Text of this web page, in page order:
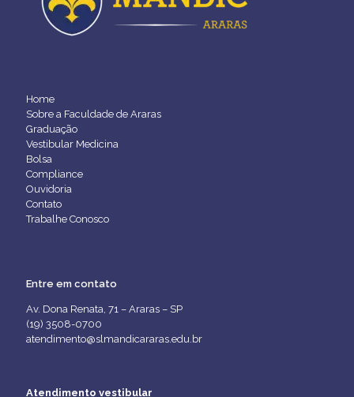
Home
Sobre a Faculdade de Araras
Graduação
Vestibular Medicina
Bolsa
Compliance
Ouvidoria
Contato
Trabalhe Conosco
Entre em contato
Av. Dona Renata, 71 – Araras – SP
(19) 3508-0700
atendimento@slmandicararas.edu.br
Atendimento vestibular